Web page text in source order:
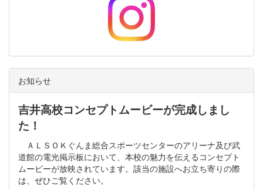
お知らせ
吉井高校コンセプトムービーが完成しまし
た！
ＡＬＳＯＫぐんま総合スポーツセンターのアリーナ及び武
道館の電光掲示板において、本校の魅力を伝えるコンセプト
ムービーが放映されています。該当の施設へお立ち寄りの際
は、ぜひご覧ください。